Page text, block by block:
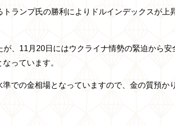
ランプ氏の勝利によりドルインデックスが上
、11月20日にはウクライナ情勢の緊迫から
っています。
での金相場となっていますので、金の質預か